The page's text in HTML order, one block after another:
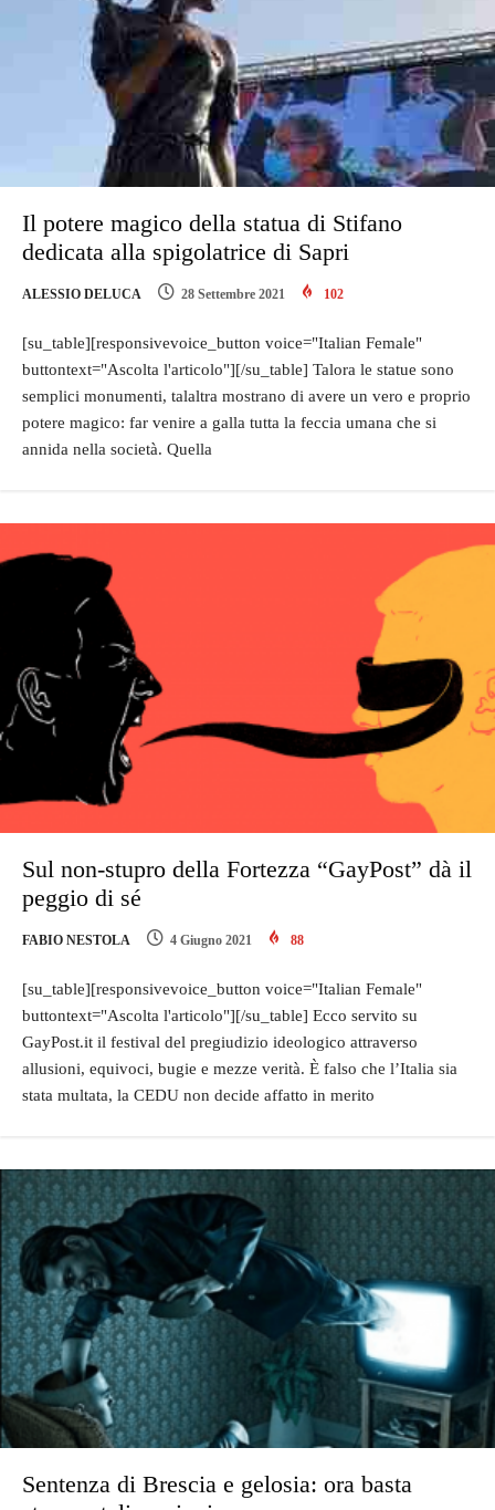
Il potere magico della statua di Stifano
dedicata alla spigolatrice di Sapri
ALESSIO DELUCA 28 Settembre 2021 102
[su_table][responsivevoice_button voice="Italian Female"
buttontext="Ascolta l'articolo"][/su_table] Talora le statue sono
semplici monumenti, talaltra mostrano di avere un vero e proprio
potere magico: far venire a galla tutta la feccia umana che si
annida nella società. Quella
Sul non-stupro della Fortezza “GayPost” dà il
peggio di sé
FABIO NESTOLA 4 Giugno 2021 88
[su_table][responsivevoice_button voice="Italian Female"
buttontext="Ascolta l'articolo"][/su_table] Ecco servito su
GayPost.it il festival del pregiudizio ideologico attraverso
allusioni, equivoci, bugie e mezze verità. È falso che l’Italia sia
stata multata, la CEDU non decide affatto in merito
Sentenza di Brescia e gelosia: ora basta